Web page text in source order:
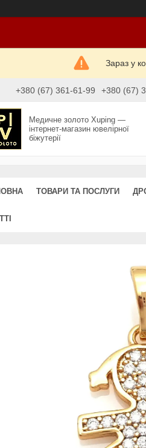
Зараз у
+380 (67) 361-61-99 +380 (67)
Медичне золото Xuping —
інтернет-магазин ювелірної
біжутерії
ТОВАРИ ТА ПОСЛУГИ